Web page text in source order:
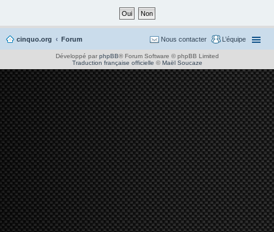
cinquo.org Forum L’équipe
Nous contacter
Développé par phpBB® Forum Software © phpBB Limited
Traduction française officielle ©Maël Soucaze